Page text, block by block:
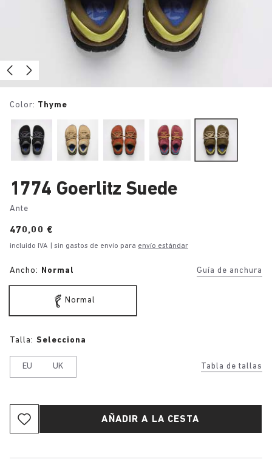
Color: Thyme
1774 Goerlitz Suede
Ante
Price:
470,00 €
incluido IVA | sin gastos de envío para envío estándar
Ancho: Normal Guía de anchura
Normal
Tabla de tallas
Talla: Selecciona
EU UK
AÑADIR A LA CESTA